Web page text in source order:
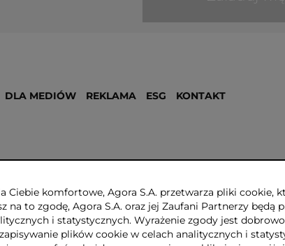
DLA MEDIÓW REKLAMA ESG KONTAKT
Ciebie komfortowe, Agora S.A. przetwarza pliki cookie,
to zgodę, Agora S.A. oraz jej Zaufani Partnerzy będą
i statystycznych. Wyrażenie zgody jest
plików cookie w celach analitycznych i